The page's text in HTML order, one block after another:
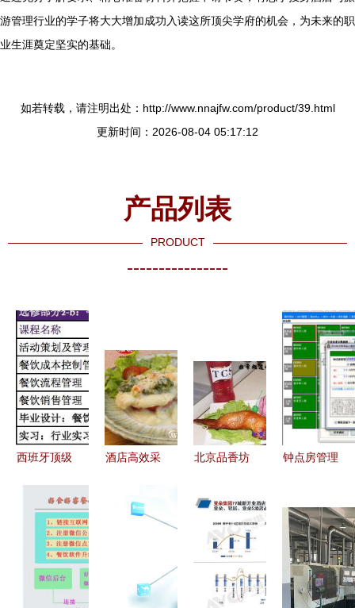
游管理行业的学子将大大增加成功入读这所顶尖学府的机会，为未来的职
业生涯奠定坚实的基础。
如若转载，请注明出处：http://www.nnajfw.com/product/39.html
更新时间：2026-08-04 05:17:12
产品列表
PRODUCT
----------------
西班牙顶级
士项目开放
申请，餐饮
管理方向备
受瞩目
酒店高效采
食饭批发厂
北京品香坊
限责任公司
专业餐饮管
理助力披
萨、鸡翅包
饭与烤猪蹄
钟点房管理
理系统中的
高效运营策
略